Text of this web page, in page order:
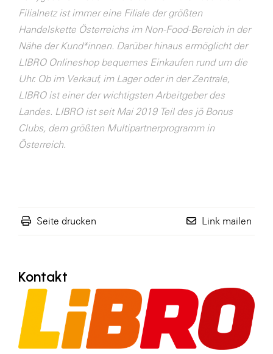
WKS Fachgruppe Finanzdienstleister
WK UBIT
Zühlke
Media
Filialnetz ist immer eine Filiale der größten
Handelskette Österreichs im Non-Food-Bereich in der
Nähe der Kund*innen. Darüber hinaus ermöglicht der
LIBRO Onlineshop bequemes Einkaufen rund um die
Uhr. Ob im Verkauf, im Lager oder in der Zentrale,
LIBRO ist einer der wichtigsten Arbeitgeber des
Landes. LIBRO ist seit Mai 2019 Teil des jö Bonus
Clubs, dem größten Multipartnerprogramm in
Österreich.
Seite drucken Link mailen
Kontakt